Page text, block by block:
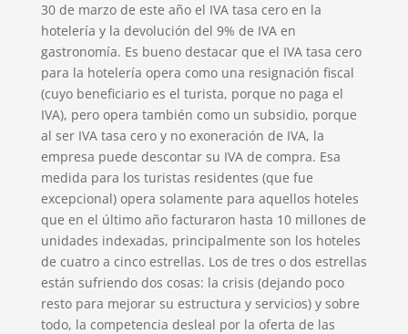
30 de marzo de este año el IVA tasa cero en la
hotelería y la devolución del 9% de IVA en
gastronomía. Es bueno destacar que el IVA tasa cero
para la hotelería opera como una resignación fiscal
(cuyo beneficiario es el turista, porque no paga el
IVA), pero opera también como un subsidio, porque
al ser IVA tasa cero y no exoneración de IVA, la
empresa puede descontar su IVA de compra. Esa
medida para los turistas residentes (que fue
excepcional) opera solamente para aquellos hoteles
que en el último año facturaron hasta 10 millones de
unidades indexadas, principalmente son los hoteles
de cuatro a cinco estrellas. Los de tres o dos estrellas
están sufriendo dos cosas: la crisis (dejando poco
resto para mejorar su estructura y servicios) y sobre
todo, la competencia desleal por la oferta de las